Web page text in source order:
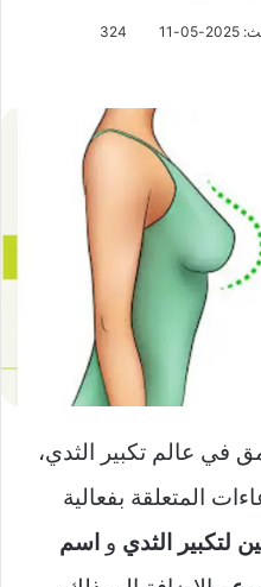
11
324
في عالم تكبير الثدي،
المتعلقة بفعالية
لتكبير الثدي و اسم